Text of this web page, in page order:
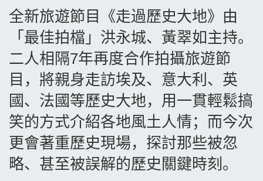
全新旅遊節目《走過歷史大地》由
「最佳拍檔」洪永城、黃翠如主持。
二人相隔7年再度合作拍攝旅遊節
目，將親身走訪埃及、意大利、英
國、法國等歷史大地，用一貫輕鬆搞
笑的方式介紹各地風土人情；而今次
更會著重歷史現場，探討那些被忽
略、甚至被誤解的歷史關鍵時刻。